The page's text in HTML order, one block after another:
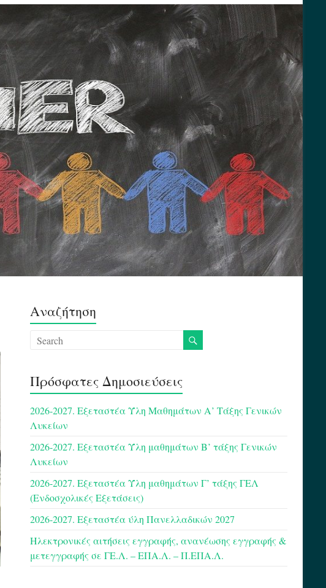
Αναζήτηση
Πρόσφατες Δημοσιεύσεις
2026-2027. Εξεταστέα Ύλη Μαθημάτων Α’ Τάξης Γενικών
Λυκείων
2026-2027. Εξεταστέα Ύλη μαθημάτων Β’ τάξης Γενικών
Λυκείων
2026-2027. Εξεταστέα Ύλη μαθημάτων Γ’ τάξης ΓΕΛ
(Ενδοσχολικές Εξετάσεις)
2026-2027. Εξεταστέα ύλη Πανελλαδικών 2027
Ηλεκτρονικές αιτήσεις εγγραφής, ανανέωσης εγγραφής &
μετεγγραφής σε ΓΕ.Λ. – ΕΠΑ.Λ. – Π.ΕΠΑ.Λ.